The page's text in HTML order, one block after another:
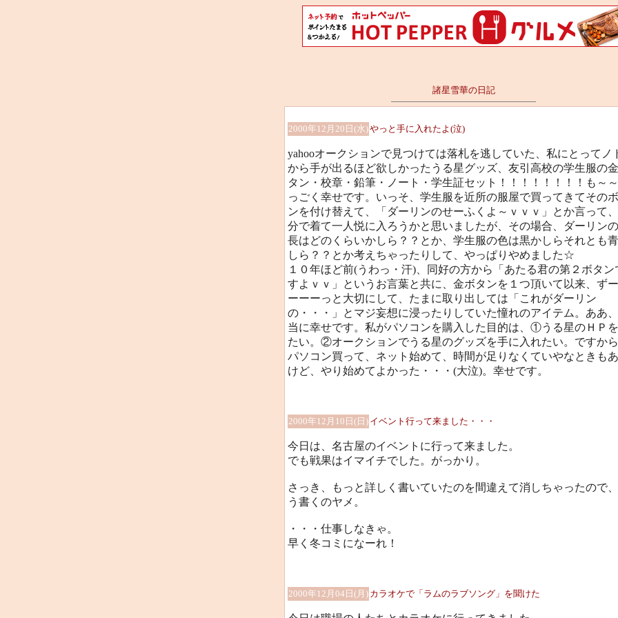
諸星雪華の日記
2000年12月20日(水)やっと手に入れたよ(泣)
yahooオークションで見つけては落札を逃していた、私にとってノ
から手が出るほど欲しかったうる星グッズ、友引高校の学生服の
タン・校章・鉛筆・ノート・学生証セット！！！！！！！！も～
っごく幸せです。いっそ、学生服を近所の服屋で買ってきてその
ンを付け替えて、「ダーリンのせーふくよ～ｖｖｖ」とか言って
分で着て一人悦に入ろうかと思いましたが、その場合、ダーリン
長はどのくらいかしら？？とか、学生服の色は黒かしらそれとも
しら？？とか考えちゃったりして、やっぱりやめました☆
１０年ほど前(うわっ・汗)、同好の方から「あたる君の第２ボタン
すよｖｖ」というお言葉と共に、金ボタンを１つ頂いて以来、ず
ーーーっと大切にして、たまに取り出しては「これがダーリン
の・・・」とマジ妄想に浸ったりしていた憧れのアイテム。ああ
当に幸せです。私がパソコンを購入した目的は、①うる星のＨＰ
たい。②オークションでうる星のグッズを手に入れたい。ですから
パソコン買って、ネット始めて、時間が足りなくていやなときも
けど、やり始めてよかった・・・(大泣)。幸せです。
2000年12月10日(日) イベント行って来ました・・・
今日は、名古屋のイベントに行って来ました。
でも戦果はイマイチでした。がっかり。
さっき、もっと詳しく書いていたのを間違えて消しちゃったので
う書くのヤメ。
・・・仕事しなきゃ。
早く冬コミになーれ！
2000年12月04日(月) カラオケで「ラムのラブソング」を聞けた